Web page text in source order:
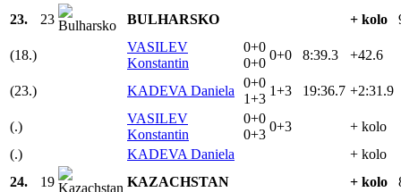
23. 23 BULHARSKO + kolo
(18.)
VASILEV
Konstantin
0+0
0+0
0+0 8:39.3 +42.6
(23.) KADEVA Daniela
0+0
1+3
1+3 19:36.7 +2:31.9
(.)
VASILEV
Konstantin
0+0
0+3
0+3
+ kolo
(.)
KADEVA Daniela
+ kolo
24.
19 KAZACHSTAN + kolo